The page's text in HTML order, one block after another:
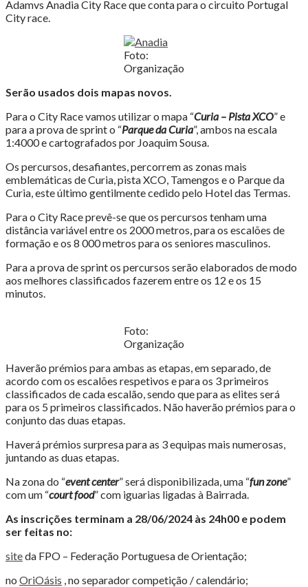
Adamvs Anadia City Race que conta para o circuito Portugal
City race.
Foto:
Organização
Serão usados dois mapas novos.
Para o City Race vamos utilizar o mapa “Curia – Pista XCO” e
para a prova de sprint o “Parque da Curia”, ambos na escala
1:4000 e cartografados por Joaquim Sousa.
Os percursos, desafiantes, percorrem as zonas mais
emblemáticas de Curia, pista XCO, Tamengos e o Parque da
Curia, este último gentilmente cedido pelo Hotel das Termas.
Para o City Race prevê-se que os percursos tenham uma
distância variável entre os 2000 metros, para os escalões de
formação e os 8 000 metros para os seniores masculinos.
Para a prova de sprint os percursos serão elaborados de modo
aos melhores classificados fazerem entre os 12 e os 15
minutos.
Foto:
Organização
Haverão prémios para ambas as etapas, em separado, de
acordo com os escalões respetivos e para os 3 primeiros
classificados de cada escalão, sendo que para as elites será
para os 5 primeiros classificados. Não haverão prémios para o
conjunto das duas etapas.
Haverá prémios surpresa para as 3 equipas mais numerosas,
juntando as duas etapas.
Na zona do “event center” será disponibilizada, uma “fun zone”
com um “court food” com iguarias ligadas à Bairrada.
As inscrições terminam a 28/06/2024 às 24h00 e podem
ser feitas no:
siteda FPO – Federação Portuguesa de Orientação;
no OriOásis , no separador competição / calendário;